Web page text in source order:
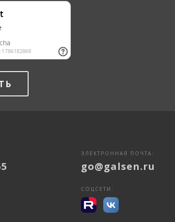
ЭЛЕКТРОННАЯ ПОЧТА:
go@galsen.ru
СОЦСЕТИ: